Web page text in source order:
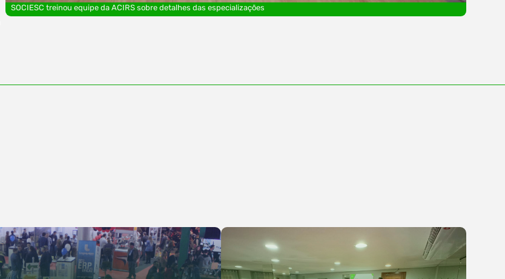
SOCIESC treinou equipe da ACIRS sobre detalhes das especializações